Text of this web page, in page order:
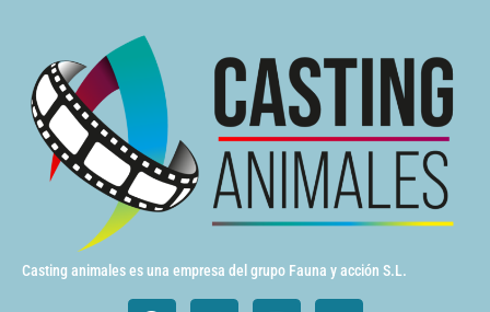
Casting animales es una empresa del grupo Fauna y acción S.L.